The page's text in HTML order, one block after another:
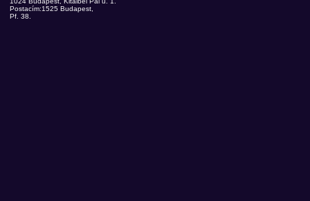
Postacím:1525 Budapest,
Pf. 38.